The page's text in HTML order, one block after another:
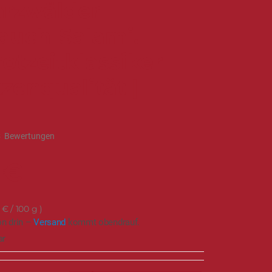
Bewertungen
€/ 100 g
drin –Versand kommt obendrauf.